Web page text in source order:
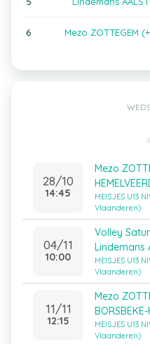
6 Mezo ZOTTEGEM
28/10
14:45
Mezo
MEISJES U13
Vlaanderen)
04/11
10:00
Volley
Lindemans
MEISJES U13
Vlaanderen)
11/11
12:15
Mezo
MEISJES U13
Vlaanderen)